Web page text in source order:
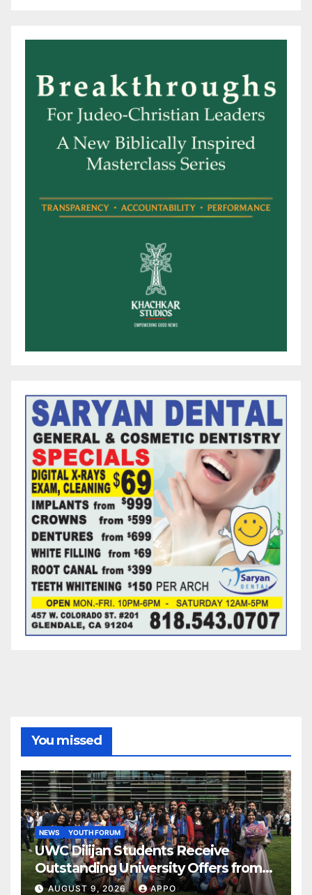
You missed
NEWS YOUTH FORUM
UWC Dilijan Students Receive
Outstanding University Offers from
the World’s Leading Institutions
AUGUST 9, 2026 APPO